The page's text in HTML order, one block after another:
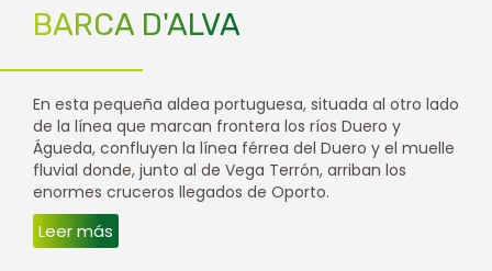
BARCA D'ALVA
En esta pequeña aldea portuguesa, situada al otro lado
de la línea que marcan frontera los ríos Duero y
Águeda, confluyen la línea férrea del Duero y el muelle
fluvial donde, junto al de Vega Terrón, arriban los
enormes cruceros llegados de Oporto.
Leer más